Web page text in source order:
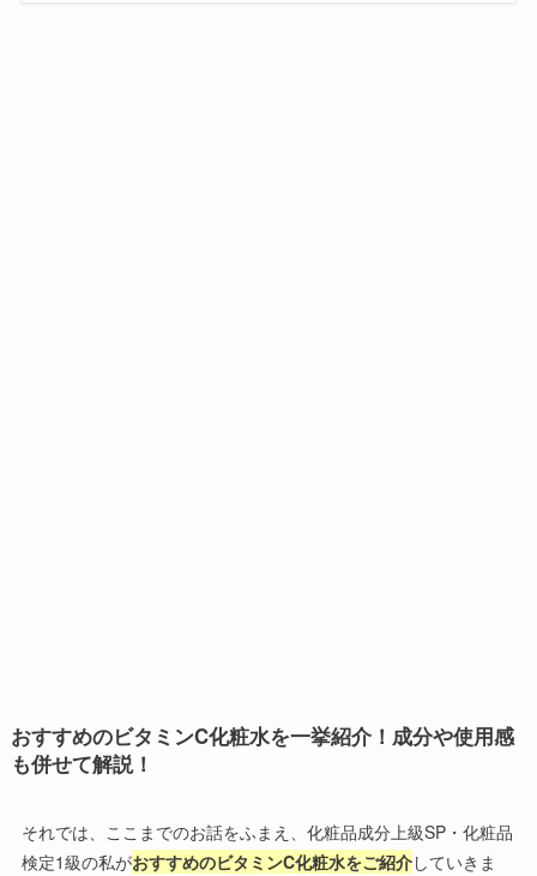
おすすめのビタミンC化粧水を一挙紹介！成分や使用感
も併せて解説！
それでは、ここまでのお話をふまえ、化粧品成分上級SP・化粧品
検定1級の私がおすすめのビタミンC化粧水をご紹介していきま